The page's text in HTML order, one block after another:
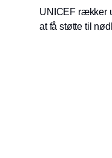
UNICEF rækker
at få støtte til